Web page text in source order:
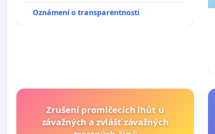
Oznámení o transparentnosti
Zrušení promlčecích lhůt u
závažných a zvlášť závažných